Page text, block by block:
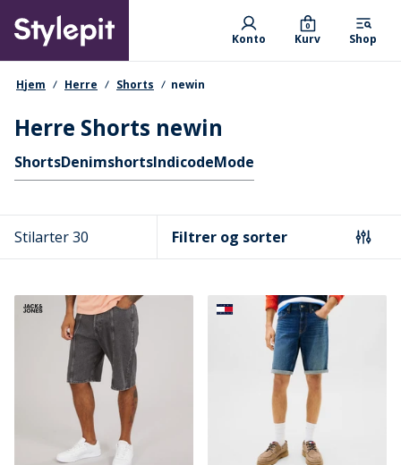
main
content
Primary departments
Konto Kurv
0
Shop
navigationssti
Hjem Herre Shorts newin
Herre Shorts newin
Hurtige links
ShortsDenimshortsIndicodeMode
Stilarter 30 Filtrer og sorter